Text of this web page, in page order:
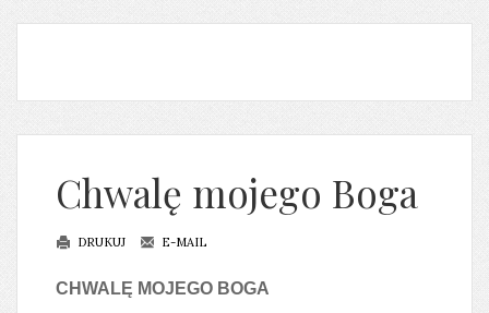
Chwalę mojego Boga
DRUKUJ E-MAIL
CHWALĘ MOJEGO BOGA